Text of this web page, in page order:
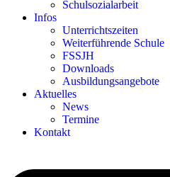
Schulsozialarbeit
Infos
Unterrichtszeiten
Weiterführende Schule
FSSJH
Downloads
Ausbildungsangebote
Aktuelles
News
Termine
Kontakt